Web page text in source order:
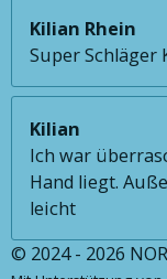
Kilian Rhein
Super Schläger
Kilian
Ich war
Hand liegt.
leicht
© 2024 - 2026